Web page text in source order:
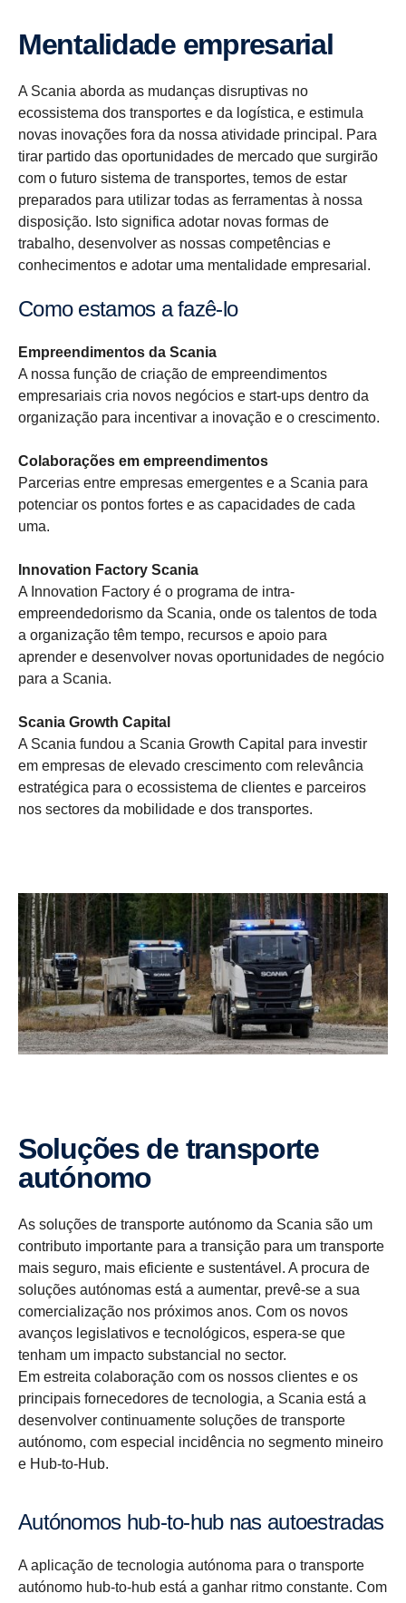
Menta­li­dade empre­sa­rial
A Scania aborda as mudanças disruptivas no
ecossistema dos transportes e da logística, e estimula
novas inovações fora da nossa atividade principal. Para
tirar partido das oportunidades de mercado que surgirão
com o futuro sistema de transportes, temos de estar
preparados para utilizar todas as ferramentas à nossa
disposição. Isto significa adotar novas formas de
trabalho, desenvolver as nossas competências e
conhecimentos e adotar uma mentalidade empresarial.
Como estamos a fazê-lo
Empreendimentos da Scania
A nossa função de criação de empreendimentos
empresariais cria novos negócios e start-ups dentro da
organização para incentivar a inovação e o crescimento.
Colaborações em empreendimentos
Parcerias entre empresas emergentes e a Scania para
potenciar os pontos fortes e as capacidades de cada
uma.
Innovation Factory Scania
A Innovation Factory é o programa de intra-
empreendedorismo da Scania, onde os talentos de toda
a organização têm tempo, recursos e apoio para
aprender e desenvolver novas oportunidades de negócio
para a Scania.
Scania Growth Capital
A Scania fundou a Scania Growth Capital para investir
em empresas de elevado crescimento com relevância
estratégica para o ecossistema de clientes e parceiros
nos sectores da mobilidade e dos transportes.
Soluções de trans­porte
autónomo
As soluções de transporte autónomo da Scania são um
contributo importante para a transição para um transporte
mais seguro, mais eficiente e sustentável. A procura de
soluções autónomas está a aumentar, prevê-se a sua
comercialização nos próximos anos. Com os novos
avanços legislativos e tecnológicos, espera-se que
tenham um impacto substancial no sector.
Em estreita colaboração com os nossos clientes e os
principais fornecedores de tecnologia, a Scania está a
desenvolver continuamente soluções de transporte
autónomo, com especial incidência no segmento mineiro
e Hub-to-Hub.
Autónomos hub-​to-hub nas autoes­tradas
A aplicação de tecnologia autónoma para o transporte
autónomo hub-to-hub está a ganhar ritmo constante. Com